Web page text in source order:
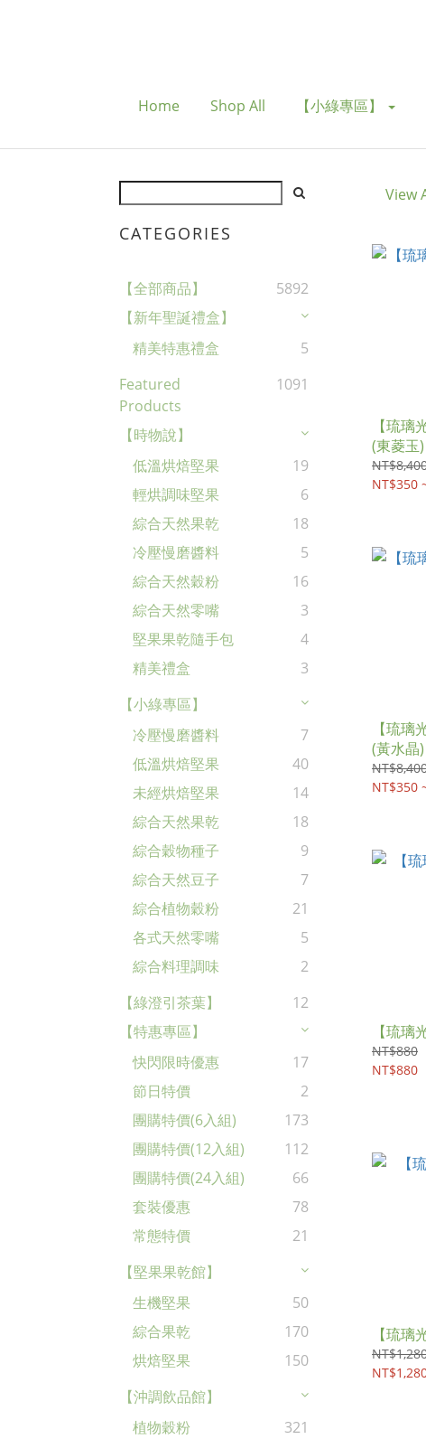
Home Shop All 【小綠專區】
CATEGORIES
【全部商品】
5892
【新年聖誕禮盒】
精美特惠禮盒
5
Featured
Products
1091
【時物說】
低溫烘焙堅果
19
輕烘調味堅果
6
綜合天然果乾
18
冷壓慢磨醬料
5
綜合天然穀粉
16
綜合天然零嘴
3
堅果果乾隨手包
4
精美禮盒
3
【小綠專區】
冷壓慢磨醬料
7
低溫烘焙堅果
40
未經烘焙堅果
14
綜合天然果乾
18
綜合穀物種子
9
綜合天然豆子
7
綜合植物穀粉
21
各式天然零嘴
5
綜合料理調味
2
【綠澄引茶葉】
12
【特惠專區】
快閃限時優惠
17
節日特價
2
團購特價(6入組)
173
團購特價(12入組)
112
團購特價(24入組)
66
套裝優惠
78
常態特價
21
【堅果果乾館】
生機堅果
50
綜合果乾
170
烘焙堅果
150
【沖調飲品館】
植物穀粉
321
View
【琉璃
(東菱玉)
NT$350
【琉璃
(黃水晶)
NT$350
【琉璃
NT$880
NT$880
【琉璃